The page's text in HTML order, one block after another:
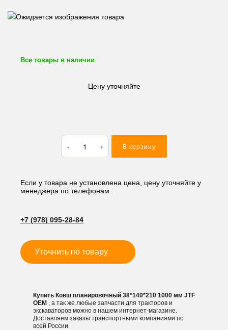
Все товары в наличии
Цену уточняйте
Количество
товара
Ковш
38*140*210
1000
В корзину
Если у товара не установлена цена, цену уточняйте у
менеджера по телефонам:
+7 (978) 095-28-84
Уточнить по товару
Купить Ковш планировочный 38*140*210 1000 мм JTF
OEM , а так же любые запчасти для тракторов и
экскаваторов можно в нашем интернет-магазине.
Доставляем заказы транспортными компаниями по
всей России.